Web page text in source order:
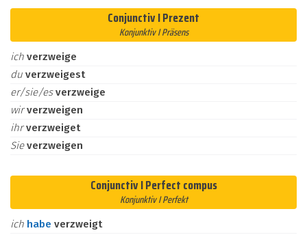
Conjunctiv I Prezent
Konjunktiv I Präsens
ich verzweige
du verzweigest
er/sie/esverzweige
wirverzweigen
ihrverzweiget
Sieverzweigen
Conjunctiv I Perfect compus
Konjunktiv I Perfekt
ich habe verzweigt